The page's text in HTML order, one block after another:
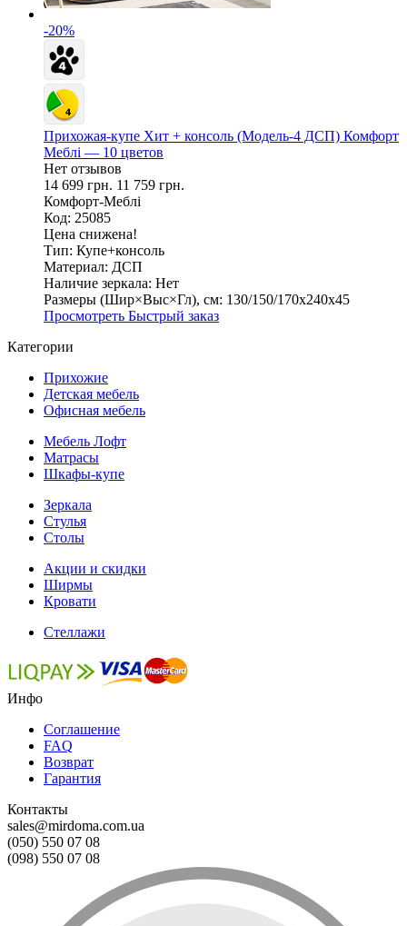
-20%
Прихожая-купе Хит + консоль (Модель-4 ДСП) Комфорт
Меблі — 10 цветов
Нет отзывов
14 699 грн. 11 759 грн.
Комфорт-Меблі
Код: 25085
Цена снижена!
Тип: Купе+консоль
Материал: ДСП
Наличие зеркала: Нет
Размеры (Шир×Выс×Гл), см: 130/150/170х240х45
Просмотреть Быстрый заказ
Категории
Прихожие
Детская мебель
Офисная мебель
Мебель Лофт
Матрасы
Шкафы-купе
Зеркала
Стулья
Столы
Акции и скидки
Ширмы
Кровати
Стеллажи
Инфо
Соглашение
FAQ
Возврат
Гарантия
Контакты
sales@mirdoma.com.ua
(050) 550 07 08
(098) 550 07 08